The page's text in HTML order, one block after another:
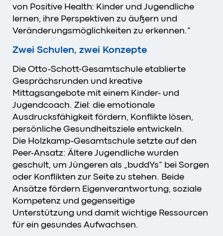
von Positive Health: Kinder und Jugendliche
lernen, ihre Perspektiven zu äußern und
Veränderungsmöglichkeiten zu erkennen.“
Zwei Schulen, zwei Konzepte
Die Otto-Schott-Gesamtschule etablierte
Gesprächsrunden und kreative
Mittagsangebote mit einem Kinder- und
Jugendcoach. Ziel: die emotionale
Ausdrucksfähigkeit fördern, Konflikte lösen,
persönliche Gesundheitsziele entwickeln.
Die Holzkamp-Gesamtschule setzte auf den
Peer-Ansatz: Ältere Jugendliche wurden
geschult, um Jüngeren als „buddYs“ bei Sorgen
oder Konflikten zur Seite zu stehen. Beide
Ansätze fördern Eigenverantwortung, soziale
Kompetenz und gegenseitige
Unterstützung und damit wichtige Ressourcen
für ein gesundes Aufwachsen.